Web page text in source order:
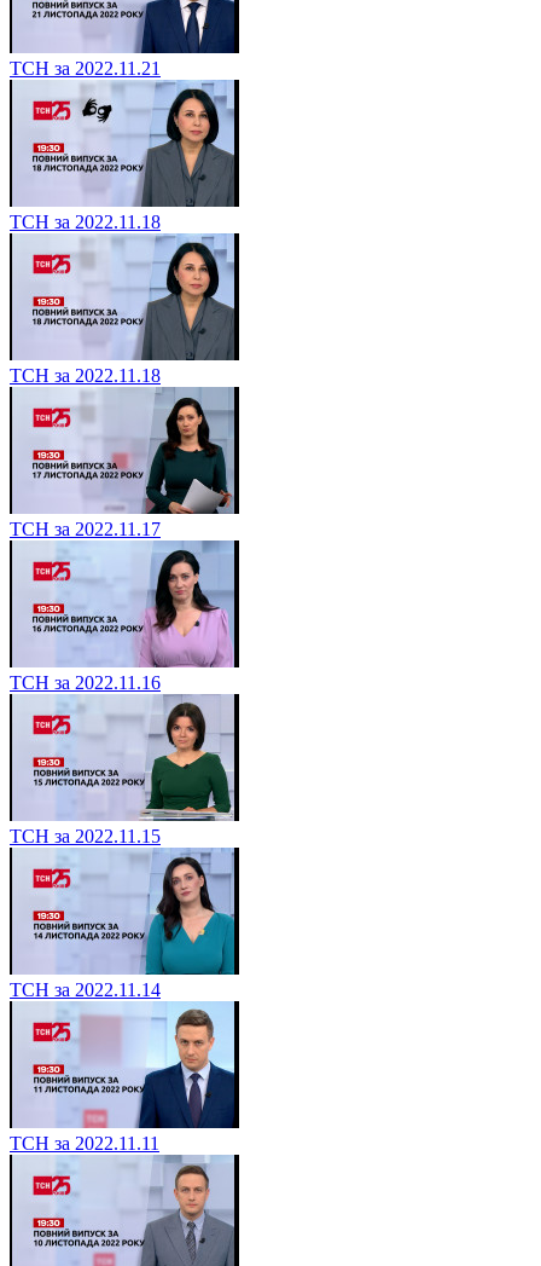
ТСН за 2022.11.21
ТСН за 2022.11.18
ТСН за 2022.11.18
ТСН за 2022.11.17
ТСН за 2022.11.16
ТСН за 2022.11.15
ТСН за 2022.11.14
ТСН за 2022.11.11